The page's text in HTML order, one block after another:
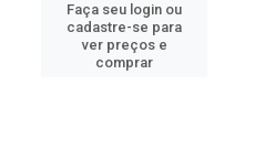
Faça seu login ou
cadastre-se para
ver preços e
comprar